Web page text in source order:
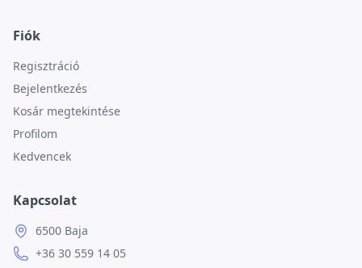
Fiók
Regisztráció
Bejelentkezés
Kosár megtekintése
Profilom
Kedvencek
Kapcsolat
6500 Baja
+36 30 559 14 05